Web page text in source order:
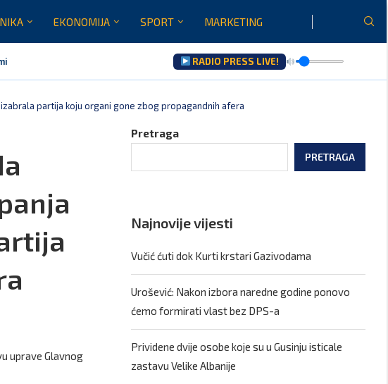
EKONOMIJA SPORT MARKETING
od danas
RADIO PRESS LIVE!
partija koju organi gone zbog propagandnih afera
uprave Glavnog
Pretraga
PRETRAGA
Najnovije vijesti
Vučić ćuti dok Kurti krstari Gazivodama
Urošević: Nakon izbora naredne godine ponovo
ćemo formirati vlast bez DPS-a
Prividene dvije osobe koje su u Gusinju isticale
zastavu Velike Albanije